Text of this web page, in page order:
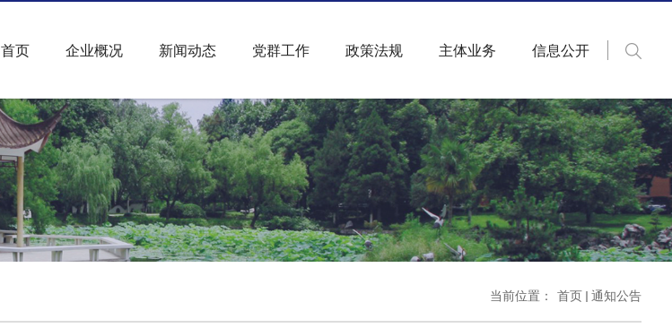
首页 企业概况 新闻动态 党群工作 政策法规 主体业务 信息公开
当前位置： 首页 通知公告